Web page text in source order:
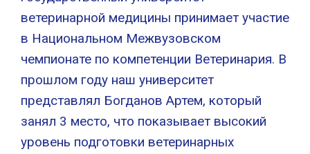
ветеринарной медицины принимает участие
в Национальном Межвузовском
чемпионате по компетенции Ветеринария. В
прошлом году наш университет
представлял Богданов Артем, который
занял 3 место, что показывает высокий
уровень подготовки ветеринарных